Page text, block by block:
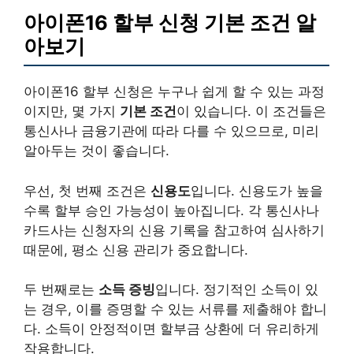
아이폰16 할부 신청 기본 조건 알
아보기
아이폰16 할부 신청은 누구나 쉽게 할 수 있는 과정
이지만, 몇 가지 기본 조건이 있습니다. 이 조건들은
통신사나 금융기관에 따라 다를 수 있으므로, 미리
알아두는 것이 좋습니다.
우선, 첫 번째 조건은 신용도입니다. 신용도가 높을
수록 할부 승인 가능성이 높아집니다. 각 통신사나
카드사는 신청자의 신용 기록을 참고하여 심사하기
때문에, 평소 신용 관리가 중요합니다.
두 번째로는 소득 증빙입니다. 정기적인 소득이 있
는 경우, 이를 증명할 수 있는 서류를 제출해야 합니
다. 소득이 안정적이면 할부금 상환에 더 유리하게
작용합니다.